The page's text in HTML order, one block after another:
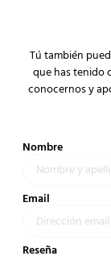
Tú también
que has tenido
conocernos y
Nombre
Email
Reseña